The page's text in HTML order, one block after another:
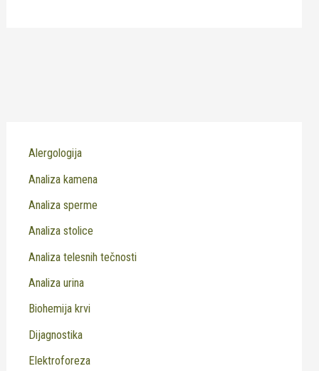
Alergologija
Analiza kamena
Analiza sperme
Analiza stolice
Analiza telesnih tečnosti
Analiza urina
Biohemija krvi
Dijagnostika
Elektroforeza